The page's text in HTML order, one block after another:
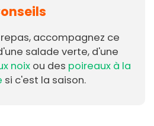
accompagnez ce
salade verte, d'une
noix ou des poireaux à la
si c'est la saison.